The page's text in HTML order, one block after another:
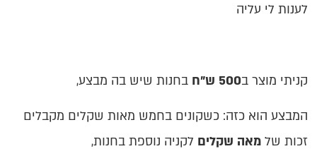
לענות לי עליה
קניתי מוצר ב500 ש"ח בחנות שיש בה מבצע,
המבצע הוא כזה: כשקונים בחמש מאות שקלים מקבלים
זכות של מאה שקליםלקניה נוספת בחנות,